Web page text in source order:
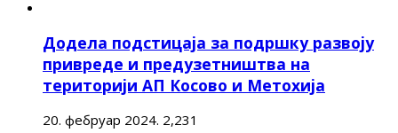
Додела подстицаја за подршку развоју
привреде и предузетништва на
територији АП Косово и Метохија
20. фебруар 2024. 2,231